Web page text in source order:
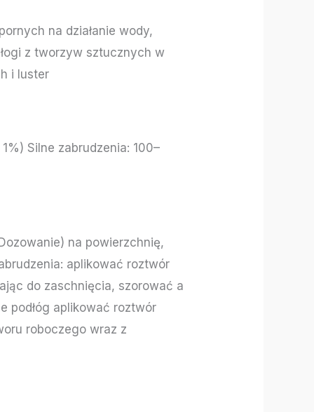
na działanie wody,
z tworzyw sztucznych w
i luster
Silne zabrudzenia: 100–
na powierzchnię,
aplikować roztwór
do zaschnięcia, szorować a
podłóg aplikować roztwór
roboczego wraz z